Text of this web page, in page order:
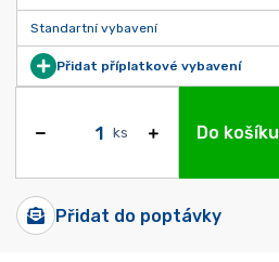
Standartní vybavení
Přidat příplatkové vybavení
ks Do košíku
Přidat do poptávky